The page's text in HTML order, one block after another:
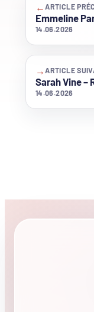
←ARTICLE
Emmeline
14.06.2026
→ARTICLE
Sarah Vine –
14.06.2026